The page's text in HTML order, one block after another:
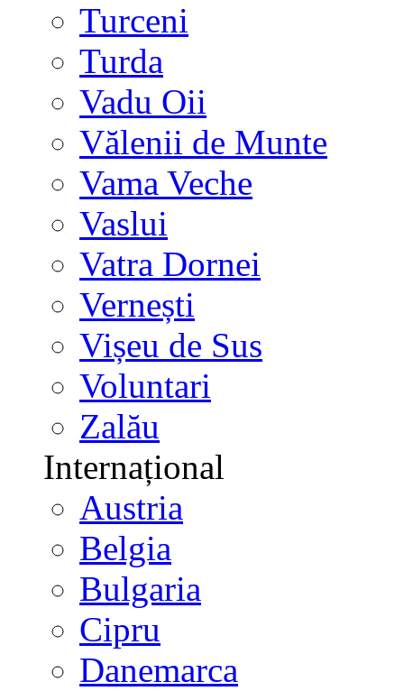
Turceni
Turda
Vadu Oii
Vălenii de Munte
Vama Veche
Vaslui
Vatra Dornei
Vernești
Vișeu de Sus
Voluntari
Zalău
Internațional
Austria
Belgia
Bulgaria
Cipru
Danemarca